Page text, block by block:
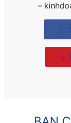
–